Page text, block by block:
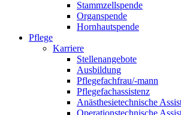
Stammzellspende
Organspende
Hornhautspende
Pflege
Karriere
Stellenangebote
Ausbildung
Pflegefachfrau/-mann
Pflegefachassistenz
Anästhesietechnische